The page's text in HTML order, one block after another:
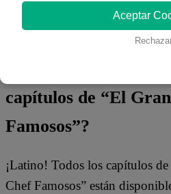
enumerando las “desgracias”
modelo.
capítulos de “El
Famosos”?
¡Latino! Todos los capítulos de
Chef Famosos” están
Aceptar